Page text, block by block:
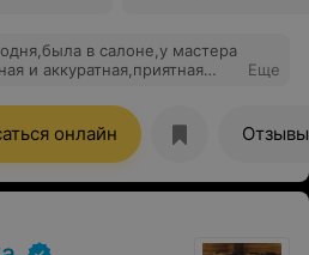
в салоне,у мастера
и аккуратная,приятная
волос! всё получилась
пришла
хорошего
только ваш салон!
Еще
онлайн Отзывы